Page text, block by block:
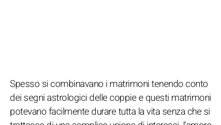
Spesso si combinavano i matrimoni tenendo conto
dei segni astrologici delle coppie e questi matrimoni
potevano facilmente durare tutta la vita senza che si